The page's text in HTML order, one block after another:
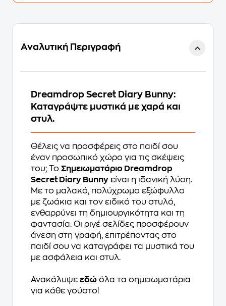
Αναλυτική Περιγραφή
Dreamdrop Secret Diary Bunny:
Καταγράψτε μυστικά με χαρά και
στυλ.
Θέλεις να προσφέρεις στο παιδί σου
έναν προσωπικό χώρο για τις σκέψεις
του; Το Σημειωματάριο Dreamdrop
Secret Diary Bunny είναι η ιδανική λύση.
Με το μαλακό, πολύχρωμο εξώφυλλο
με ζωάκια και τον ειδικό του στυλό,
ενθαρρύνει τη δημιουργικότητα και τη
φαντασία. Οι ριγέ σελίδες προσφέρουν
άνεση στη γραφή, επιτρέποντας στο
παιδί σου να καταγράφει τα μυστικά του
με ασφάλεια και στυλ.
Ανακάλυψε εδώ όλα τα σημειωματάρια
για κάθε γούστο!